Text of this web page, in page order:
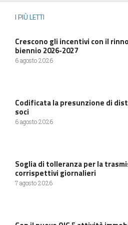
I PIÙ LETTI
Crescono gli incentivi con il
biennio 2026-2027
6 agosto 2026
Codificata la presunzione di
soci
6 agosto 2026
Soglia di tolleranza per la
corrispettivi giornalieri
7 agosto 2026